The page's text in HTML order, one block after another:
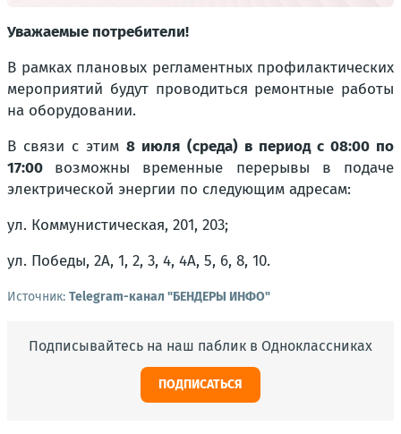
Уважаемые потребители!
В рамках плановых регламентных профилактических
мероприятий будут проводиться ремонтные работы
на оборудовании.
В связи с этим8 июля (среда) в период с 08:00 по
17:00 возможны временные перерывы в подаче
электрической энергии по следующим адресам:
ул. Коммунистическая, 201, 203;
ул. Победы, 2А, 1, 2, 3, 4, 4А, 5, 6, 8, 10.
Источник: Telegram-канал "БЕНДЕРЫ ИНФО"
Подписывайтесь на наш паблик в Одноклассниках
ПОДПИСАТЬСЯ